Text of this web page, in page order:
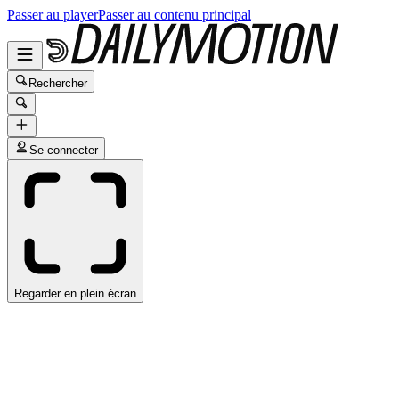
Passer au playerPasser au contenu principal
Rechercher
Se connecter
Regarder en plein écran